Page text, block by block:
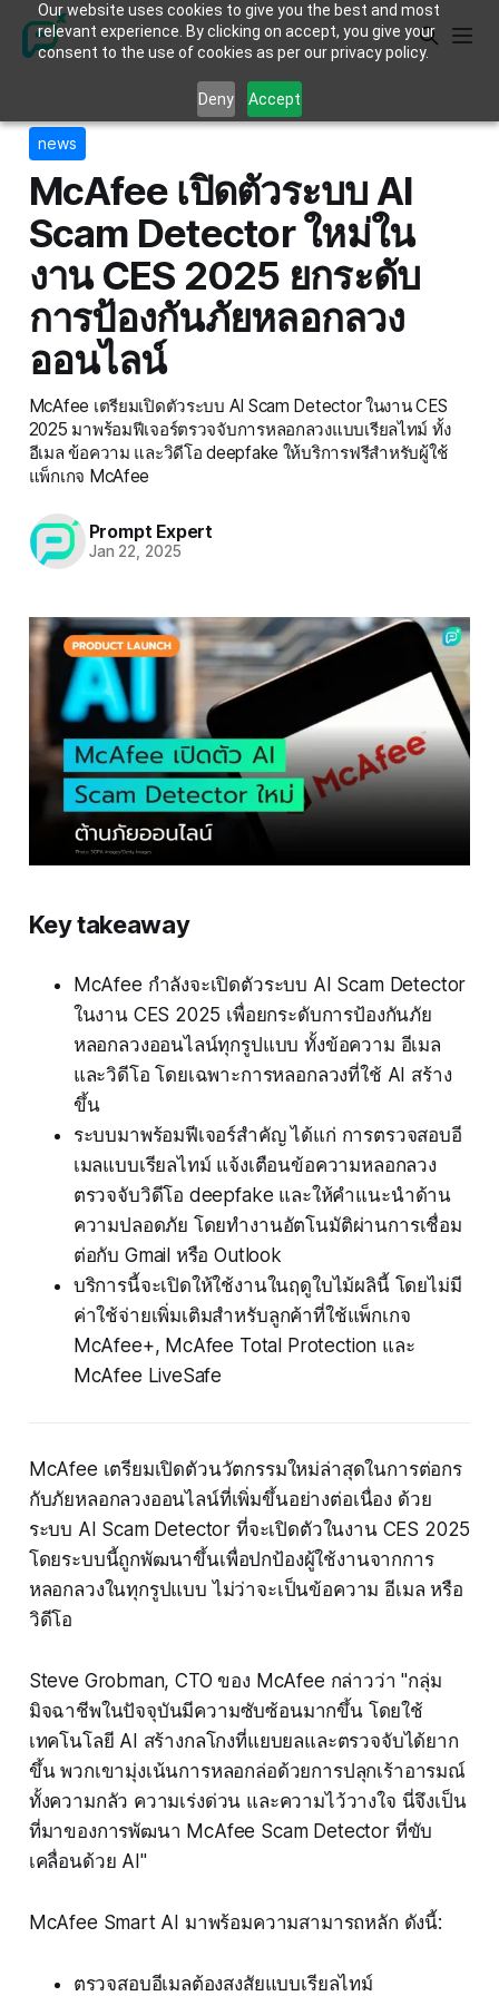
Our website uses cookies to give you the best and most
relevant experience. By clicking on accept, you give your
consent to the use of cookies as per our privacy policy.
Deny Accept
news
McAfee เปิดตัวระบบ AI
Scam Detector ใหม่ใน
งาน CES 2025 ยกระดับ
การป้องกันภัยหลอกลวง
ออนไลน์
McAfee เตรียมเปิดตัวระบบ AI Scam Detector ในงาน CES
2025 มาพร้อมฟีเจอร์ตรวจจับการหลอกลวงแบบเรียลไทม์ ทั้ง
อีเมล ข้อความ และวิดีโอ deepfake ให้บริการฟรีสำหรับผู้ใช้
แพ็กเกจ McAfee
Prompt Expert
Jan 22, 2025
Key takeaway
McAfee กำลังจะเปิดตัวระบบ AI Scam Detector
ในงาน CES 2025 เพื่อยกระดับการป้องกันภัย
หลอกลวงออนไลน์ทุกรูปแบบ ทั้งข้อความ อีเมล
และวิดีโอ โดยเฉพาะการหลอกลวงที่ใช้ AI สร้าง
ขึ้น
ระบบมาพร้อมฟีเจอร์สำคัญ ได้แก่ การตรวจสอบอี
เมลแบบเรียลไทม์ แจ้งเตือนข้อความหลอกลวง
ตรวจจับวิดีโอ deepfake และให้คำแนะนำด้าน
ความปลอดภัย โดยทำงานอัตโนมัติผ่านการเชื่อม
ต่อกับ Gmail หรือ Outlook
บริการนี้จะเปิดให้ใช้งานในฤดูใบไม้ผลินี้ โดยไม่มี
ค่าใช้จ่ายเพิ่มเติมสำหรับลูกค้าที่ใช้แพ็กเกจ
McAfee+, McAfee Total Protection และ
McAfee LiveSafe
McAfee เตรียมเปิดตัวนวัตกรรมใหม่ล่าสุดในการต่อกร
กับภัยหลอกลวงออนไลน์ที่เพิ่มขึ้นอย่างต่อเนื่อง ด้วย
ระบบ AI Scam Detector ที่จะเปิดตัวในงาน CES 2025
โดยระบบนี้ถูกพัฒนาขึ้นเพื่อปกป้องผู้ใช้งานจากการ
หลอกลวงในทุกรูปแบบ ไม่ว่าจะเป็นข้อความ อีเมล หรือ
วิดีโอ
Steve Grobman, CTO ของ McAfee กล่าวว่า "กลุ่ม
มิจฉาชีพในปัจจุบันมีความซับซ้อนมากขึ้น โดยใช้
เทคโนโลยี AI สร้างกลโกงที่แยบยลและตรวจจับได้ยาก
ขึ้น พวกเขามุ่งเน้นการหลอกล่อด้วยการปลุกเร้าอารมณ์
ทั้งความกลัว ความเร่งด่วน และความไว้วางใจ นี่จึงเป็น
ที่มาของการพัฒนา McAfee Scam Detector ที่ขับ
เคลื่อนด้วย AI"
McAfee Smart AI มาพร้อมความสามารถหลัก ดังนี้:
ตรวจสอบอีเมลต้องสงสัยแบบเรียลไทม์